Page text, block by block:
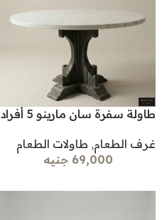
طاولة سفرة سان مارينو 5 أفراد
غرف الطعام, طاولات الطعام
69,000 جنيه